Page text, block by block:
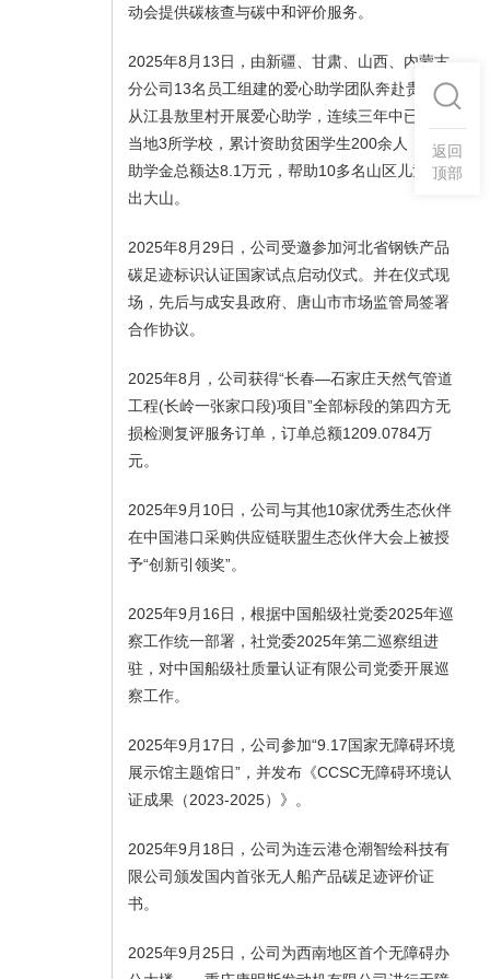
动会提供碳核查与碳中和评价服务。
2025年8月13日，由新疆、甘肃、山西、内蒙古
分公司13名员工组建的爱心助学团队奔赴贵州省
从江县敖里村开展爱心助学，连续三年中已联系
当地3所学校，累计资助贫困学生200余人，发放
助学金总额达8.1万元，帮助10多名山区儿童走
出大山。
2025年8月29日，公司受邀参加河北省钢铁产品
碳足迹标识认证国家试点启动仪式。并在仪式现
场，先后与成安县政府、唐山市市场监管局签署
合作协议。
2025年8月，公司获得“长春—石家庄天然气管道
工程(长岭一张家口段)项目”全部标段的第四方无
损检测复评服务订单，订单总额1209.0784万
元。
2025年9月10日，公司与其他10家优秀生态伙伴
在中国港口采购供应链联盟生态伙伴大会上被授
予“创新引领奖”。
2025年9月16日，根据中国船级社党委2025年巡
察工作统一部署，社党委2025年第二巡察组进
驻，对中国船级社质量认证有限公司党委开展巡
察工作。
2025年9月17日，公司参加“9.17国家无障碍环境
展示馆主题馆日”，并发布《CCSC无障碍环境认
证成果（2023-2025）》。
2025年9月18日，公司为连云港仓潮智绘科技有
限公司颁发国内首张无人船产品碳足迹评价证
书。
2025年9月25日，公司为西南地区首个无障碍办
返回
顶部